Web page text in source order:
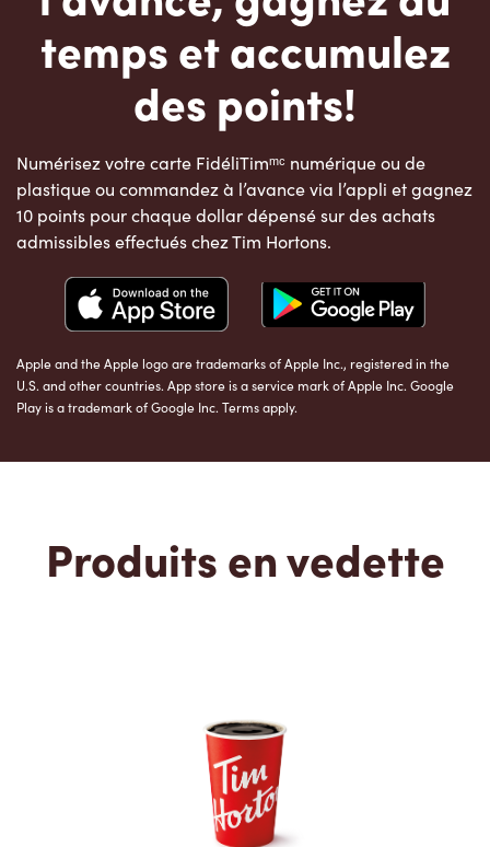
temps et accumulez
des points!
Numérisez votre carte FidéliTimᵐᶜ numérique ou de
plastique ou commandez à l’avance via l’appli et gagnez
10 points pour chaque dollar dépensé sur des achats
admissibles effectués chez Tim Hortons.
Apple and the Apple logo are trademarks of Apple Inc., registered in the
U.S. and other countries. App store is a service mark of Apple Inc. Google
Play is a trademark of Google Inc. Terms apply.
Produits en vedette